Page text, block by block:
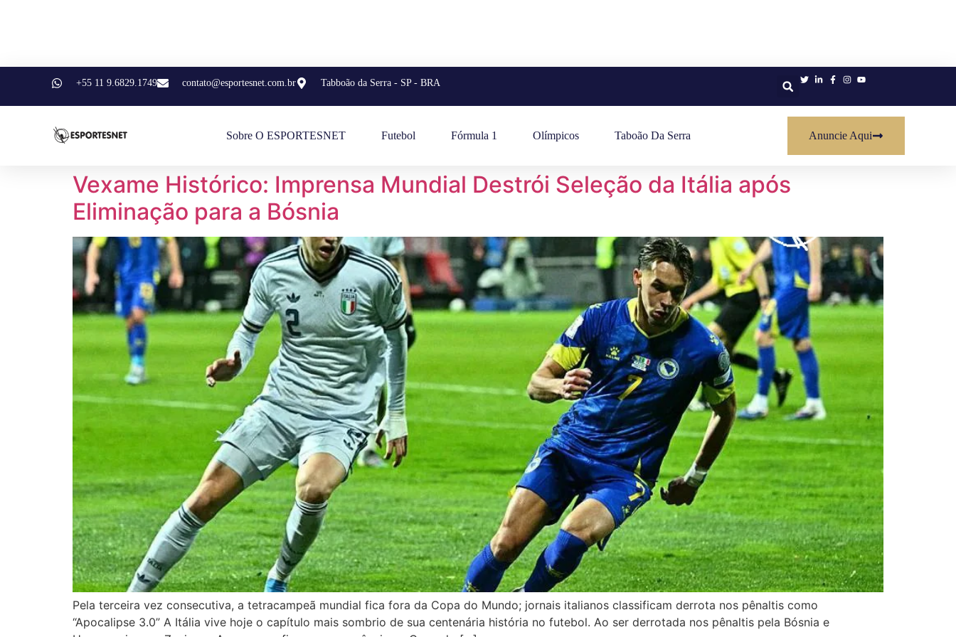
+55 11 9.6829.1749 contato@esportesnet.com.br Tabboão da Serra - SP - BRA
Sobre O ESPORTESNET Futebol Fórmula 1 Olímpicos Taboão Da Serra Anuncie Aqui
Vexame Histórico: Imprensa Mundial Destrói Seleção da Itália após
Eliminação para a Bósnia
Pela terceira vez consecutiva, a tetracampeã mundial fica fora da Copa do Mundo; jornais italianos classificam derrota nos pênaltis como
“Apocalipse 3.0” A Itália vive hoje o capítulo mais sombrio de sua centenária história no futebol. Ao ser derrotada nos pênaltis pela Bósnia e